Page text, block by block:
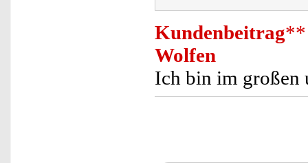
Kundenbeitrag**
Wolfen
Ich bin im großen